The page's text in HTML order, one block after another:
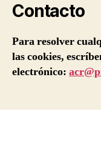
Contacto
Para resolver
las cookies,
electrónico: